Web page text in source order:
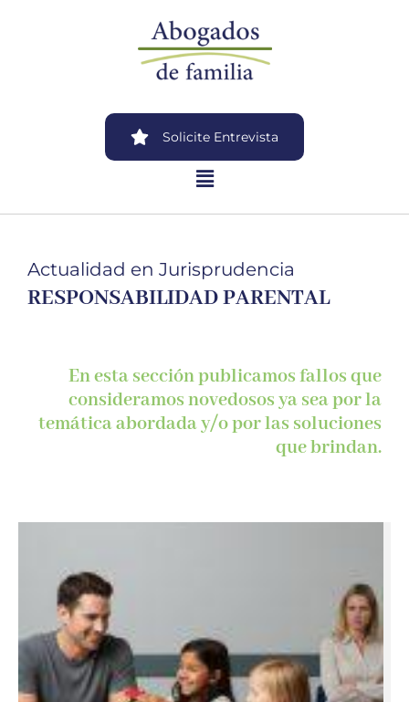
Solicite Entrevista
Actualidad en Jurisprudencia
RESPONSABILIDAD PARENTAL
En esta sección publicamos fallos que
consideramos novedosos ya sea por la
temática abordada y/o por las soluciones
que brindan.